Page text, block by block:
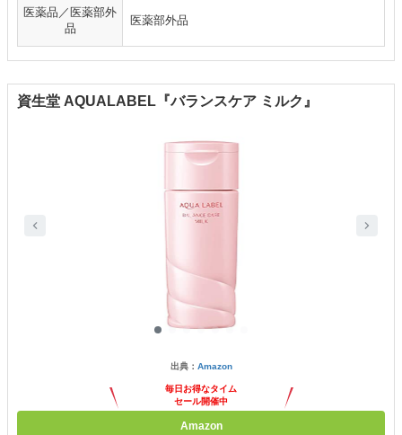
医薬品／医薬部外
品
医薬部外品
資生堂 AQUALABEL『バランスケア ミルク』
出典： Amazon
毎日お得なタイム
セール開催中
Amazon